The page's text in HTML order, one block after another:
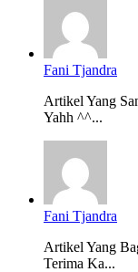
Fani Tjandra
Artikel Yang
Yahh ^^...
Fani Tjandra
Artikel Yang
Terima Ka...